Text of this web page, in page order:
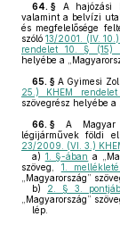
64. § A hajózási
valamint a belvízi
és megfelelősége
szóló13/2001. (IV.
rendelet 10. § (15)
helyébe a
65. § A Gyimesi
25.) KHEM
szövegrész helyébe a
66. § A Magyar
légijárművek földi
23/2009. (VI. 3.)
a) 1. §-ában a
szöveg, 1.
„Magyarország”
b)
2. § 3.
„Magyarország”
lép.